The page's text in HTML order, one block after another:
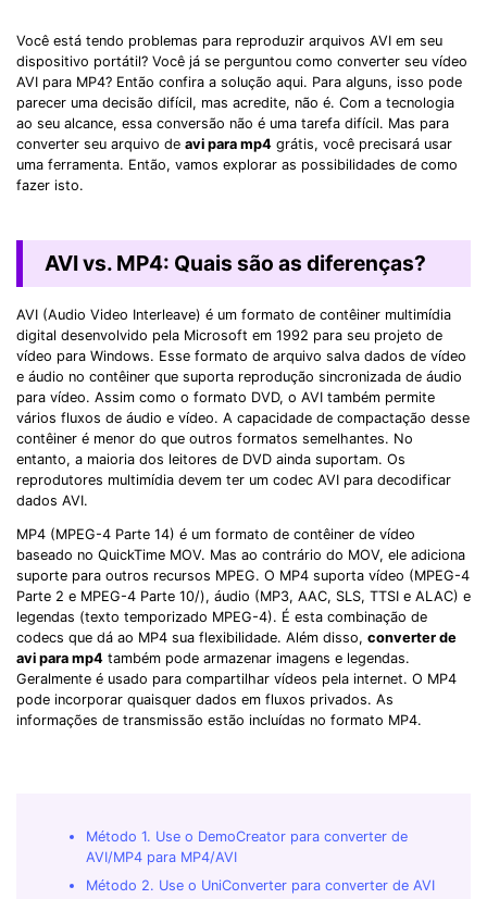
Você está tendo problemas para reproduzir arquivos AVI em seu
dispositivo portátil? Você já se perguntou como converter seu vídeo
AVI para MP4? Então confira a solução aqui. Para alguns, isso pode
parecer uma decisão difícil, mas acredite, não é. Com a tecnologia
ao seu alcance, essa conversão não é uma tarefa difícil. Mas para
converter seu arquivo de avi para mp4 grátis, você precisará usar
uma ferramenta. Então, vamos explorar as possibilidades de como
fazer isto.
AVI vs. MP4: Quais são as diferenças?
AVI (Audio Video Interleave) é um formato de contêiner multimídia
digital desenvolvido pela Microsoft em 1992 para seu projeto de
vídeo para Windows. Esse formato de arquivo salva dados de vídeo
e áudio no contêiner que suporta reprodução sincronizada de áudio
para vídeo. Assim como o formato DVD, o AVI também permite
vários fluxos de áudio e vídeo. A capacidade de compactação desse
contêiner é menor do que outros formatos semelhantes. No
entanto, a maioria dos leitores de DVD ainda suportam. Os
reprodutores multimídia devem ter um codec AVI para decodificar
dados AVI.
MP4 (MPEG-4 Parte 14) é um formato de contêiner de vídeo
baseado no QuickTime MOV. Mas ao contrário do MOV, ele adiciona
suporte para outros recursos MPEG. O MP4 suporta vídeo (MPEG-4
Parte 2 e MPEG-4 Parte 10/), áudio (MP3, AAC, SLS, TTSI e ALAC) e
legendas (texto temporizado MPEG-4). É esta combinação de
codecs que dá ao MP4 sua flexibilidade. Além disso, converter de
avi para mp4 também pode armazenar imagens e legendas.
Geralmente é usado para compartilhar vídeos pela internet. O MP4
pode incorporar quaisquer dados em fluxos privados. As
informações de transmissão estão incluídas no formato MP4.
Método 1. Use o DemoCreator para converter de
AVI/MP4 para MP4/AVI
Método 2. Use o UniConverter para converter de AVI